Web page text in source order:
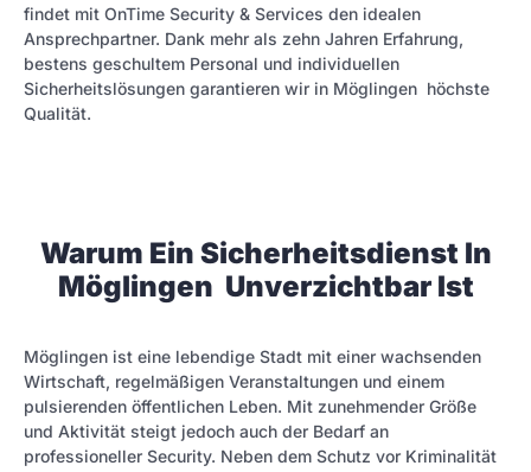
findet mit OnTime Security & Services den idealen
Ansprechpartner. Dank mehr als zehn Jahren Erfahrung,
bestens geschultem Personal und individuellen
Sicherheitslösungen garantieren wir in Möglingen höchste
Qualität.
Warum Ein Sicherheitsdienst In
Möglingen Unverzichtbar Ist
Möglingen ist eine lebendige Stadt mit einer wachsenden
Wirtschaft, regelmäßigen Veranstaltungen und einem
pulsierenden öffentlichen Leben. Mit zunehmender Größe
und Aktivität steigt jedoch auch der Bedarf an
professioneller Security. Neben dem Schutz vor Kriminalität